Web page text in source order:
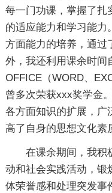
每一门功课，掌握了扎
的适应能力和学习能力
方面能力的培养，通过
外，我还利用课余时间
OFFICE（WORD、
曾多次荣获xxx奖学金
各方面知识的扩展，广
高了自身的思想文化素
在课余期间，我积
动和社会实践活动，锻
体荣誉感和处理突发事